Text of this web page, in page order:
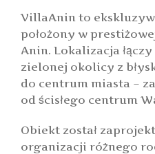
VillaAnin to
położony w
Anin. Lokalizacja
zielonej okolicy z
do centrum miasta –
od ścisłego centrum
Obiekt został
organizacji różnego